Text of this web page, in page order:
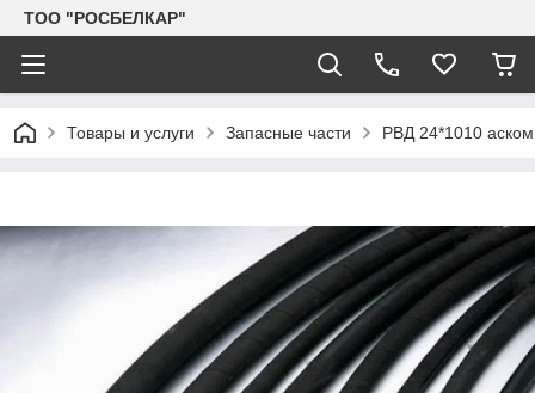
TOO "РОСБЕЛКАР"
Товары и услуги Запасные части РВД 24*1010